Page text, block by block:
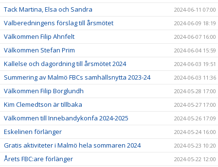
Tack Martina, Elsa och Sandra 2024-06-11 07:00
Valberedningens förslag till årsmötet 2024-06-09 18:19
Välkommen Filip Ahnfelt 2024-06-07 16:00
Välkommen Stefan Prim 2024-06-04 15:59
Kallelse och dagordning till årsmötet 2024 2024-06-03 19:51
Summering av Malmö FBCs samhällsnytta 2023-24 2024-06-03 11:36
Välkommen Filip Borglundh 2024-05-28 17:00
Kim Clemedtson är tillbaka 2024-05-27 17:00
Välkommen till Innebandykonfa 2024-2025 2024-05-26 17:09
Eskelinen förlänger 2024-05-24 16:00
Gratis aktiviteter i Malmö hela sommaren 2024 2024-05-23 10:20
Årets FBC:are förlänger 2024-05-22 12:00